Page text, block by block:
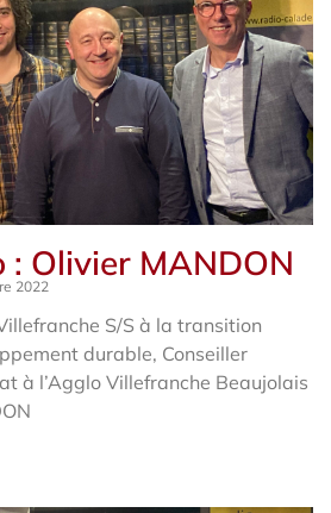
: Olivier MANDON
2022
S/S à la transition
durable, Conseiller
à l’Agglo Villefranche Beaujolais